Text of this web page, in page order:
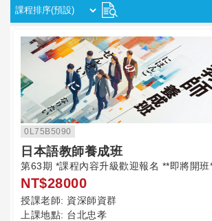
0L75B5090
日本語教師養成班
第63期 *課程內容升級歡迎報名 **即將開班
NT$28000
授課老師: 資深師資群
上課地點: 台北忠孝